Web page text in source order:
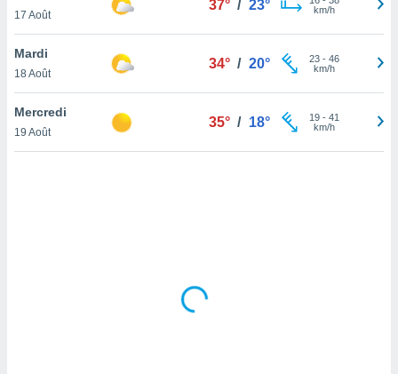
votre
à
en
le
17 Août
37° / 23°
km/h
Mardi
18 Août
34° / 20° 23- 46
km/h
Mercredi
19 Août
35° / 18° 19- 41
km/h